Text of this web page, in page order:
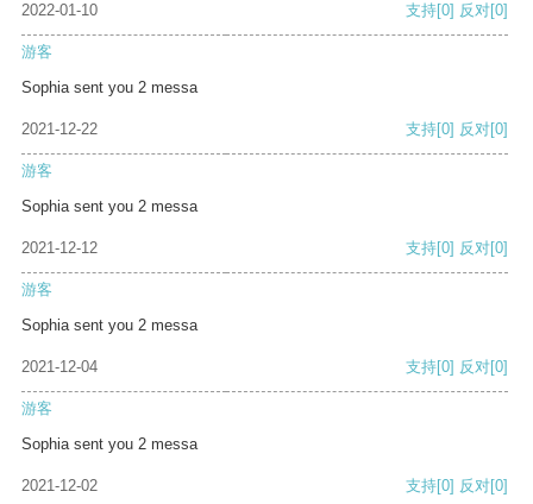
2022-01-10 支持[0] 反对[0]
游客
Sophia sent you 2 messa
2021-12-22 支持[0] 反对[0]
游客
Sophia sent you 2 messa
2021-12-12 支持[0] 反对[0]
游客
Sophia sent you 2 messa
2021-12-04 支持[0] 反对[0]
游客
Sophia sent you 2 messa
2021-12-02 支持[0] 反对[0]